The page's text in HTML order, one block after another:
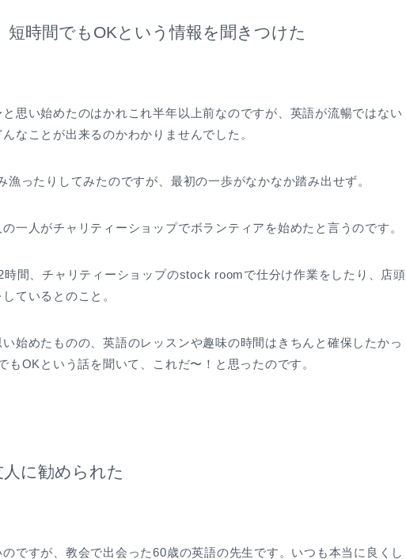
短時間でもOKという情報を聞きつけた
思い始めたのはかれこれ半年以上前なのですが、英語が流暢ではない
なことが出来るのかわかりませんでした。
漁ったりしてみたのですが、最初の一歩がなかなか踏み出せず。
一人がチャリティーショップでボランティアを始めたと言うのです。
間、チャリティーショップのstock roomで仕分け作業をしたり、店頭
ているとのこと。
始めたものの、英語のレッスンや趣味の時間はきちんと確保したかっ
もOKという話を聞いて、これだ〜！と思ったのです。
に勧められた
ですが、教会で出会った60歳の英語の先生です。いつも本当に良くし